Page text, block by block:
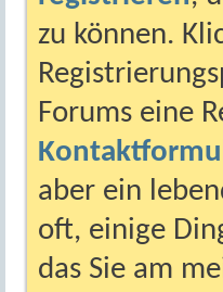
zu können.
Forums eine
aber ein
oft, einige
das Sie am